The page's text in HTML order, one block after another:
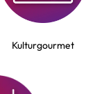
Kulturgourmet